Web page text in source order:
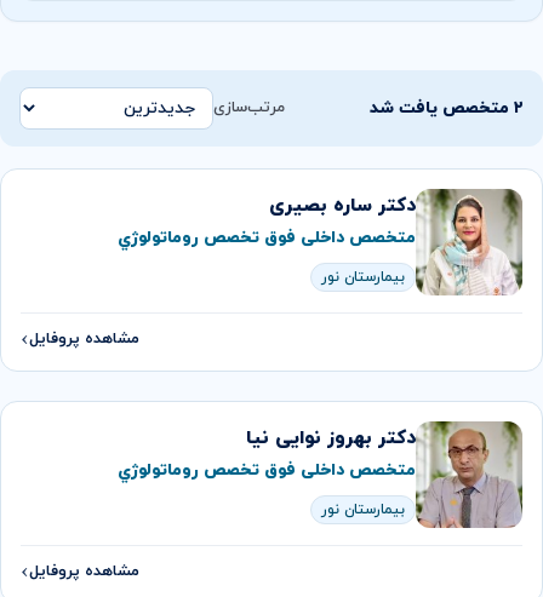
۲ متخصص یافت شد مرتب‌سازی
دکتر ساره بصیری
متخصص داخلی فوق تخصص روماتولوژي
بیمارستان نور
مشاهده پروفایل
دکتر بهروز نوایی نیا
متخصص داخلی فوق تخصص روماتولوژي
بیمارستان نور
مشاهده پروفایل